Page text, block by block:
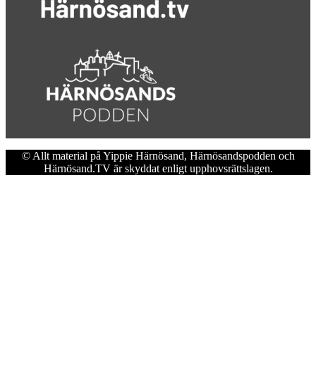
© Allt material på Yippie Härnösand, Härnösandspodden och
Härnösand.TV är skyddat enligt upphovsrättslagen.